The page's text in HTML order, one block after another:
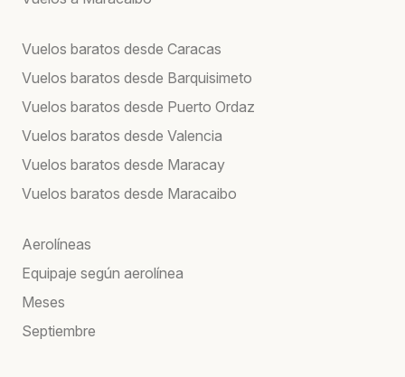
Vuelos baratos desde Caracas
Vuelos baratos desde Barquisimeto
Vuelos baratos desde Puerto Ordaz
Vuelos baratos desde Valencia
Vuelos baratos desde Maracay
Vuelos baratos desde Maracaibo
Aerolíneas
Equipaje según aerolínea
Meses
Septiembre